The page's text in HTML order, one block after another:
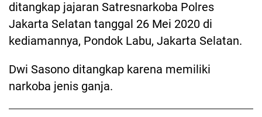
ditangkap jajaran Satresnarkoba Polres
Jakarta Selatan tanggal 26 Mei 2020 di
kediamannya, Pondok Labu, Jakarta Selatan.
Dwi Sasono ditangkap karena memiliki
narkoba jenis ganja.